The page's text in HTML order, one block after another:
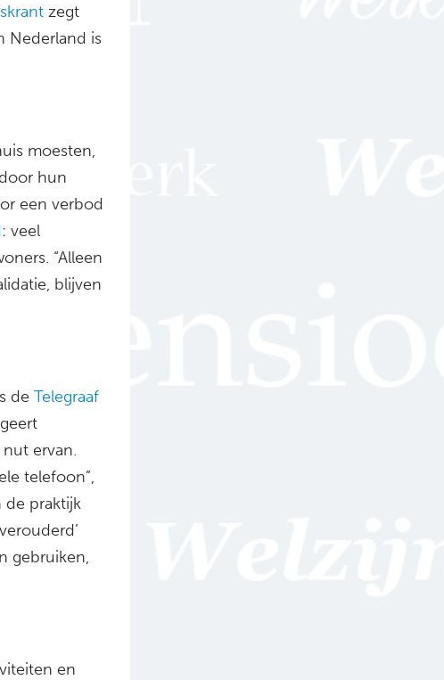
zegt
Nederland is
moesten,
hun
een verbod
: veel
“Alleen
blijven
de Telegraaf
ervan.
telefoon”,
de praktijk
gebruiken,
en